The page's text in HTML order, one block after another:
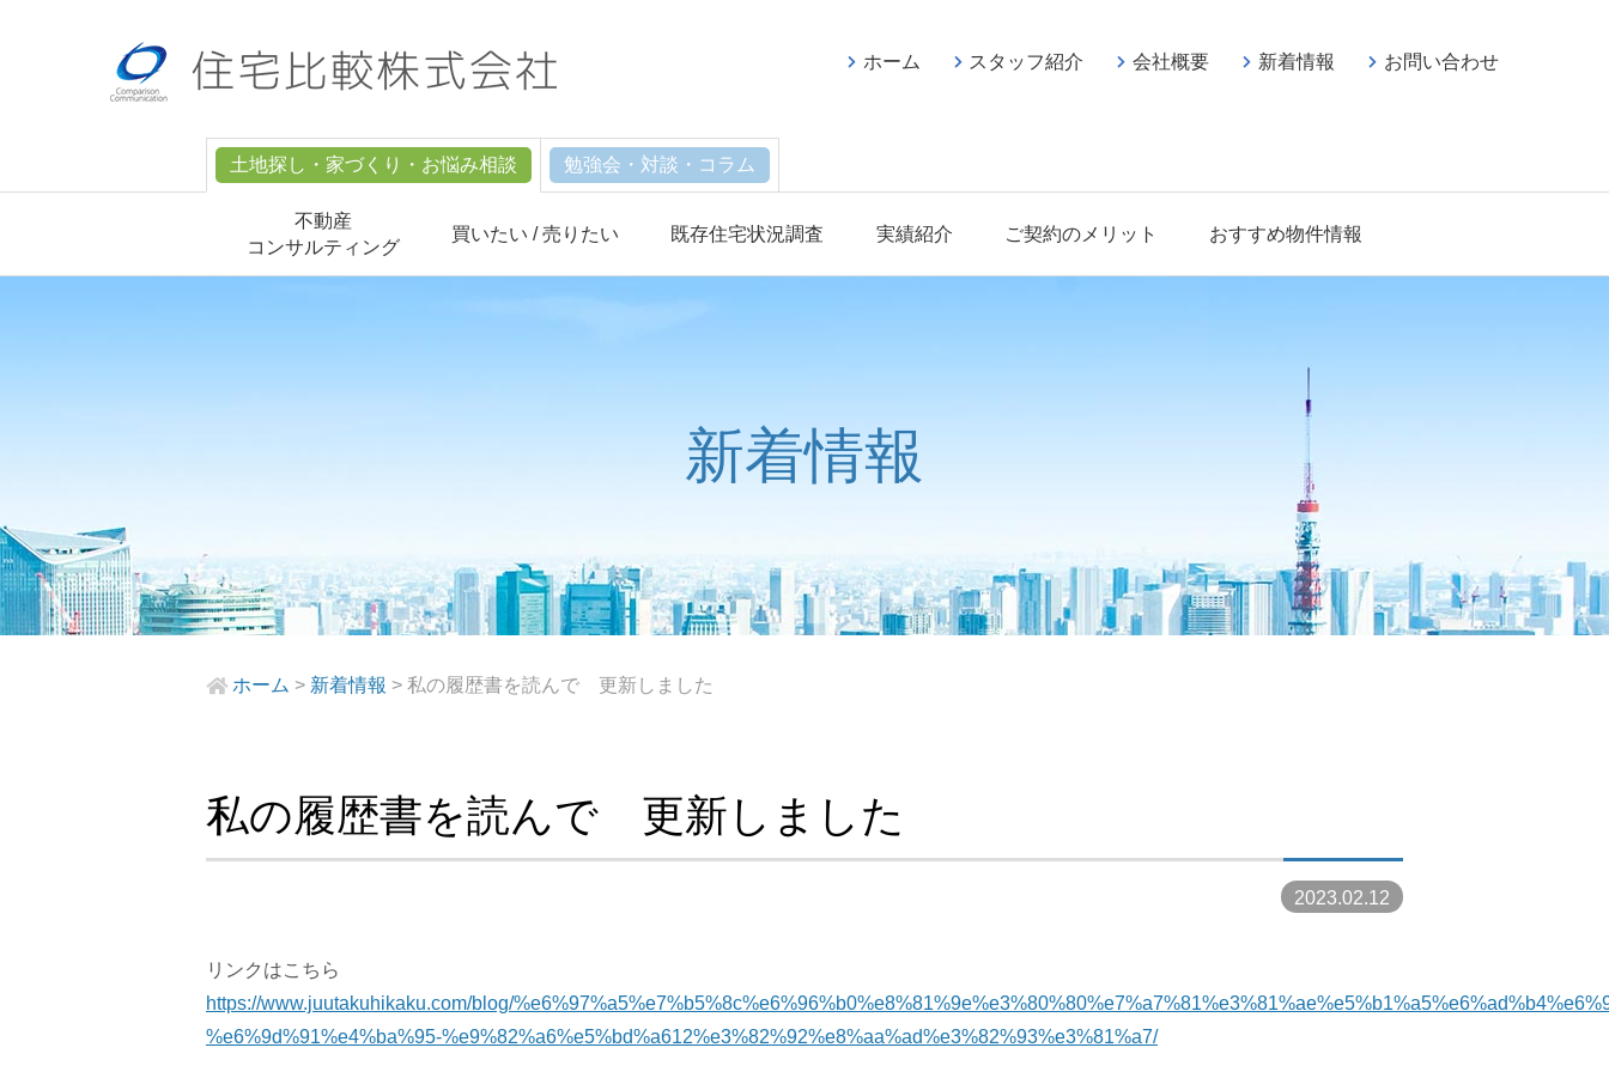
土地探し・家づくり・お悩み相談
不動産
コンサルティング
買いたい / 売りたい 既存住宅状況調査 実績紹介 ご契約のメリット おすすめ物件情報
勉強会・対談・コラム
ホーム スタッフ紹介 会社概要 新着情報 お問い合わせ
新着情報
ホーム > 新着情報 >私の履歴書を読んで 更新しました
私の履歴書を読んで 更新しました
2023.02.12
リンクはこちら
https://www.juutakuhikaku.com/blog/
%e6%9d%91%e4%ba%95-%e9%82%a6%e5%bd%a612%e3%82%92%e8%aa%ad%e3%82%93%e3%81%a7/